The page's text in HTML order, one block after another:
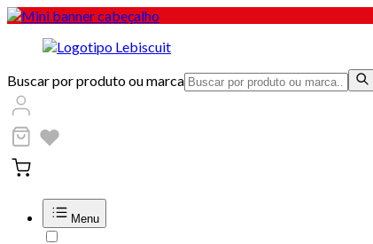
Buscar por produto ou marca
Menu